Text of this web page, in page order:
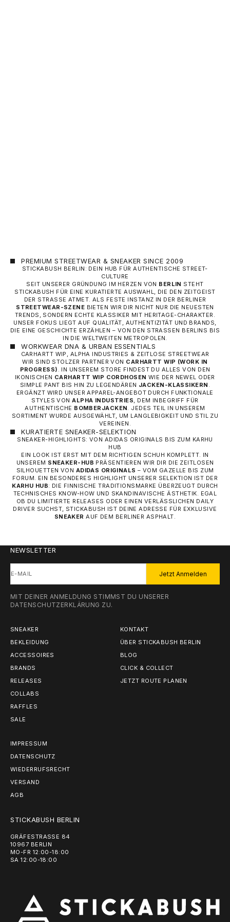
PREMIUM STREETWEAR & SNEAKER SINCE 2009
STICKABUSH BERLIN: DEIN HUB FÜR AUTHENTISCHE STREET-
CULTURE
SEIT UNSERER GRÜNDUNG IM HERZEN VON BERLIN STEHT
STICKABUSH FÜR EINE KURATIERTE AUSWAHL, DIE DEN ZEITGEIST
DER STRASSE ATMET. ALS FESTE INSTANZ IN DER BERLINER
STREETWEAR-SZENE BIETEN WIR DIR NICHT NUR DIE NEUESTEN
TRENDS, SONDERN ECHTE KLASSIKER MIT HERITAGE-CHARAKTER.
UNSER FOKUS LIEGT AUF QUALITÄT, AUTHENTIZITÄT UND BRANDS,
DIE EINE GESCHICHTE ERZÄHLEN – VON DEN STRASSEN BERLINS BIS I
N DIE WELTWEITEN METROPOLEN.
WORKWEAR DNA & URBAN ESSENTIALS
CARHARTT WIP, ALPHA INDUSTRIES & ZEITLOSE STREETWEAR
WIR SIND STOLZER PARTNER VON CARHARTT WIP (WORK IN
PROGRESS) . IN UNSEREM STORE FINDEST DU ALLES VON DEN
IKONISCHEN CARHARTT WIP CORDHOSENWIE DER NEWEL ODER
SIMPLE PANT BIS HIN ZU LEGENDÄREN JACKEN-KLASSIKERN .
ERGÄNZT WIRD UNSER APPAREL-ANGEBOT DURCH FUNKTIONALE
STYLES VONALPHA INDUSTRIES, DEM INBEGRIFF FÜR
AUTHENTISCHE BOMBERJACKEN. JEDES TEIL IN UNSEREM
SORTIMENT WURDE AUSGEWÄHLT, UM LANGLEBIGKEIT UND STIL ZU
VEREINEN.
KURATIERTE SNEAKER-SELEKTION
SNEAKER-HIGHLIGHTS: VON ADIDAS ORIGINALS BIS ZUM KARHU
HUB
EIN LOOK IST ERST MIT DEM RICHTIGEN SCHUH KOMPLETT. IN
UNSEREM SNEAKER-HUB PRÄSENTIEREN WIR DIR DIE ZEITLOSEN
SILHOUETTEN VON ADIDAS ORIGINALS – VOM GAZELLE BIS ZUM
FORUM. EIN BESONDERES HIGHLIGHT UNSERER SELEKTION IST DER
KARHU HUB: DIE FINNISCHE TRADITIONSMARKE ÜBERZEUGT DURCH
TECHNISCHES KNOW-HOW UND SKANDINAVISCHE ÄSTHETIK. EGAL
OB DU LIMITIERTE RELEASES ODER EINEN VERLÄSSLICHEN DAILY
DRIVER SUCHST, STICKABUSH IST DEINE ADRESSE FÜR EXKLUSIVE
SNEAKER AUF DEM BERLINER ASPHALT.
NEWSLETTER
E-MAIL Jetzt Anmelden
MIT DEINER ANMELDUNG STIMMST DU UNSERER
DATENSCHUTZERKLÄRUNG ZU.
SNEAKER
BEKLEIDUNG
ACCESSOIRES
BRANDS
RELEASES
COLLABS
RAFFLES
SALE
KONTAKT
ÜBER STICKABUSH BERLIN
BLOG
CLICK & COLLECT
JETZT ROUTE PLANEN
IMPRESSUM
DATENSCHUTZ
WIEDERRUFSRECHT
VERSAND
AGB
STICKABUSH BERLIN
GRÄFESTRASSE 84
10967 BERLIN
MO-FR 12:00-18:00
SA 12:00-18:00